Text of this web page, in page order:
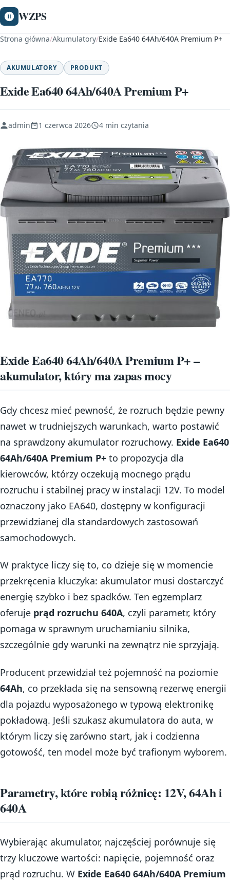
WZPS
Strona główna/Akumulatory/Exide Ea640 64Ah/640A Premium P+
AKUMULATORY PRODUKT
Exide Ea640 64Ah/640A Premium P+
admin 1 czerwca 2026 4 min czytania
Exide Ea640 64Ah/640A Premium P+ –
akumulator, który ma zapas mocy
Gdy chcesz mieć pewność, że rozruch będzie pewny
nawet w trudniejszych warunkach, warto postawić
na sprawdzony akumulator rozruchowy. Exide Ea640
64Ah/640A Premium P+ to propozycja dla
kierowców, którzy oczekują mocnego prądu
rozruchu i stabilnej pracy w instalacji 12V. To model
oznaczony jako EA640, dostępny w konfiguracji
przewidzianej dla standardowych zastosowań
samochodowych.
W praktyce liczy się to, co dzieje się w momencie
przekręcenia kluczyka: akumulator musi dostarczyć
energię szybko i bez spadków. Ten egzemplarz
oferuje prąd rozruchu 640A, czyli parametr, który
pomaga w sprawnym uruchamianiu silnika,
szczególnie gdy warunki na zewnątrz nie sprzyjają.
Producent przewidział też pojemność na poziomie
64Ah, co przekłada się na sensowną rezerwę energii
dla pojazdu wyposażonego w typową elektronikę
pokładową. Jeśli szukasz akumulatora do auta, w
którym liczy się zarówno start, jak i codzienna
gotowość, ten model może być trafionym wyborem.
Parametry, które robią różnicę: 12V, 64Ah i
640A
Wybierając akumulator, najczęściej porównuje się
trzy kluczowe wartości: napięcie, pojemność oraz
prąd rozruchu. W Exide Ea640 64Ah/640A Premium